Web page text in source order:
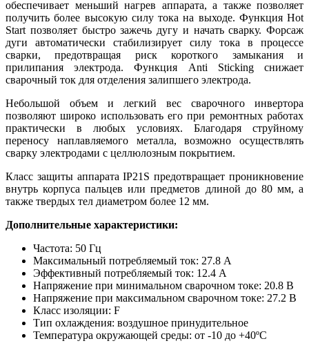
обеспечивает меньший нагрев аппарата, а также позволяет
получить более высокую силу тока на выходе. Функция Hot
Start позволяет быстро зажечь дугу и начать сварку. Форсаж
дуги автоматически стабилизирует силу тока в процессе
сварки, предотвращая риск короткого замыкания и
прилипания электрода. Функция Anti Sticking снижает
сварочный ток для отделения залипшего электрода.
Небольшой объем и легкий вес сварочного инвертора
позволяют широко использовать его при ремонтных работах
практически в любых условиях. Благодаря струйному
переносу наплавляемого металла, возможно осуществлять
сварку электродами с целлюлозным покрытием.
Класс защиты аппарата IP21S предотвращает проникновение
внутрь корпуса пальцев или предметов длиной до 80 мм, а
также твердых тел диаметром более 12 мм.
Дополнительные характеристики:
Частота: 50 Гц
Максимальный потребляемый ток: 27.8 А
Эффективный потребляемый ток: 12.4 А
Напряжение при минимальном сварочном токе: 20.8 В
Напряжение при максимальном сварочном токе: 27.2 В
Класс изоляции: F
Тип охлаждения: воздушное принудительное
Температура окружающей среды: от -10 до +40ºС